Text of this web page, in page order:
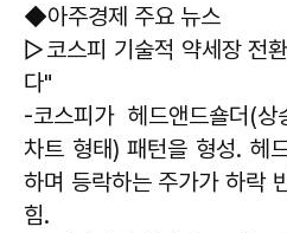
◆아주경제 주요 뉴스
▷코스피 기술적 약세장 전
다"
-코스피가 헤드앤드숄더(
차트 형태) 패턴을 형성. 헤
하며 등락하는 주가가 하락
힘.